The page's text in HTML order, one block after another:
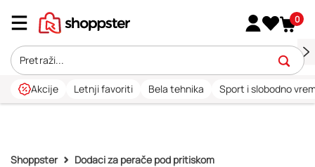
0
Akcije Letnji favoriti Bela tehnika Sport i slobodno
Shoppster
Dodaci za perače pod pritiskom